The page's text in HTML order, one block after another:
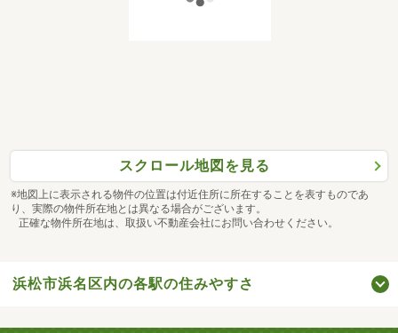
スクロール地図を見る
※地図上に表示される物件の位置は付近住所に所在することを表すものであ
り、実際の物件所在地とは異なる場合がございます。
正確な物件所在地は、取扱い不動産会社にお問い合わせください。
浜松市浜名区内の各駅の住みやすさ